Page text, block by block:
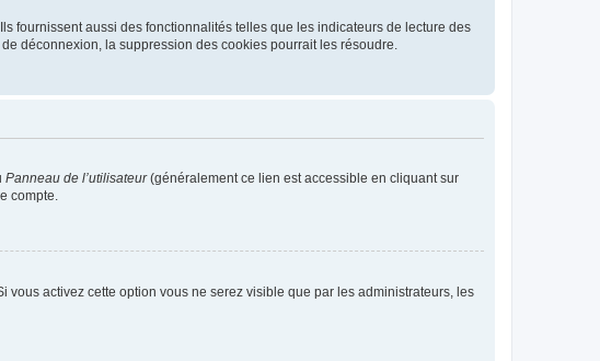
fournissent aussi des fonctionnalités telles que les indicateurs de lecture des
déconnexion, la suppression des cookies pourrait les résoudre.
Panneau de l’utilisateur(généralement ce lien est accessible en cliquant sur
compte.
Si vous activez cette option vous ne serez visible que par les administrateurs, les